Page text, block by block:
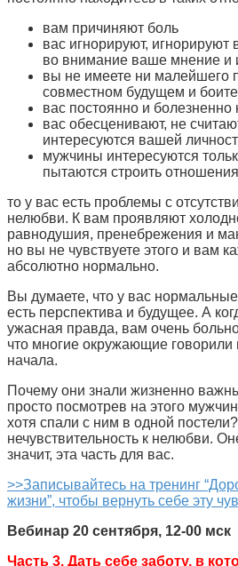
вам причиняют боль
вас игнорируют, игнорируют
во внимание ваше мнение и
вы не имеете ни малейшего
совместном будущем и
вас постоянно и болезненно
вас обесценивают, не
интересуются вашей
мужчины интересуются
пытаются строить отношения
то у вас есть проблемы с
нелюбви. К вам проявляют
равнодушия, пренебрежения и
но вы не чувствуете этого и вам
абсолютно нормально.
Вы думаете, что у вас
есть перспектива и будущее. А
ужасная правда, вам очень
что многие окружающие говорили
начала.
Почему они знали жизненно
просто посмотрев на этого
хотя спали с ним в одной
нечувствительность к нелюбви.
значит, эта часть для вас.
>>Записывайтесь на тренинг
жизни”, чтобы вернуть себе эту
Вебинар 20 сентября, 12-00 мск
Часть 3. Дать себе заботу, в